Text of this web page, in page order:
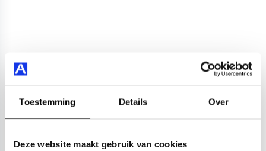
Toestemming Details Over
Deze website maakt gebruik van cookies